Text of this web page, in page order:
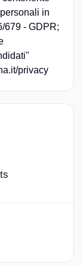
in
679 - GDPR;
privacy